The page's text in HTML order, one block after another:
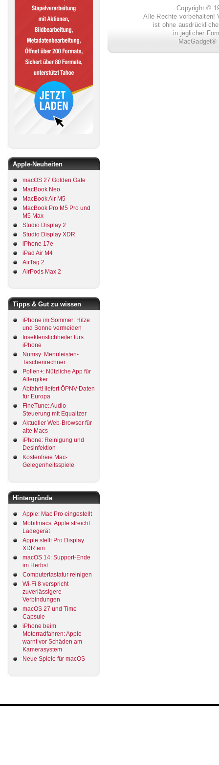
Apple-Neuheiten
macOS 27 Golden Gate
MacBook Neo
MacBook Air M5
MacBook Pro M5 Pro und
M5 Max
Studio Display 2
Studio Display XDR
iPhone 17e
iPad Air M4
AirTag 2
AirPods Max 2
Tipps & Gut zu wissen
iPhone im Sommer: Hitze
und Sonne vermeiden
Insektenstichheiler fürs
iPhone
Numsy: Menüleisten-
Taschenrechner
Pollen+: Nützliche App für
Allergiker
Abfahrt! liefert ÖPNV-Daten
für Europa
FineTune: Audio-
Steuerung mit Equalizer
Aktueller Web-Browser für
alte Macs
iPhone: Reinigung und
Desinfektion
Kostenfreie Mac-
Gelegenheitsspiele
Hintergründe
Apple: Mac Pro eingestellt
Mobilmacs: Apple streicht
Ladegerät
Apple stellt Pro Display
XDR ein
macOS 14: Support-Ende
im Herbst
Computertastatur reinigen
Wi-Fi 8 verspricht
zuverlässigere
Verbindungen
macOS 27 und Time
Capsule
iPhone beim
Motorradfahren: Apple
warnt vor Schäden am
Kamerasystem
Neue Spiele für macOS
Copyright ©
Alle Rechte vorbehalten!
ist ohne
in jeglicher
MacGadget®